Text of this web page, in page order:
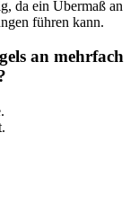
da ein Übermaß an
führen kann.
an mehrfach